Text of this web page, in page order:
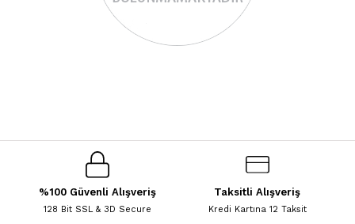
%100 Güvenli Alışveriş
128 Bit SSL & 3D Secure
Taksitli Alışveriş
Kredi Kartına 12 Taksit